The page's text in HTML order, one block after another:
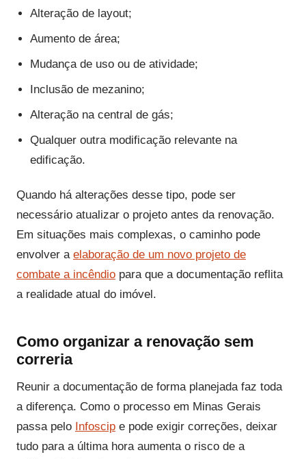
Alteração de layout;
Aumento de área;
Mudança de uso ou de atividade;
Inclusão de mezanino;
Alteração na central de gás;
Qualquer outra modificação relevante na
edificação.
Quando há alterações desse tipo, pode ser
necessário atualizar o projeto antes da renovação.
Em situações mais complexas, o caminho pode
envolver a elaboração de um novo projeto de
combate a incêndio para que a documentação reflita
a realidade atual do imóvel.
Como organizar a renovação sem
correria
Reunir a documentação de forma planejada faz toda
a diferença. Como o processo em Minas Gerais
passa pelo Infoscip e pode exigir correções, deixar
tudo para a última hora aumenta o risco de a